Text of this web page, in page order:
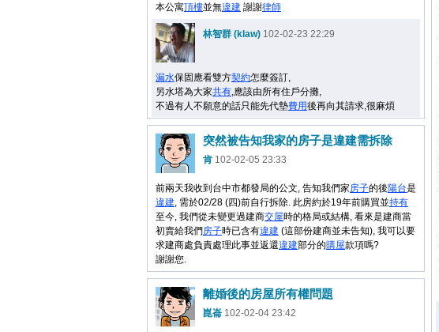
本公寓頂樓並無違建 謝謝律師
林智群 (klaw) 102-02-23 22:29
漏水保固應看雙方契約怎麼簽訂,
另水塔為大家共有,應該由所有住戶分攤,
不過有人不願意的話只能先代墊費用後再向其請求,很麻煩
突然被告知我家的房子是違建需拆除
肯 102-02-05 23:33
前兩天我收到台中市都發局的公文, 告知我們家房子的後陽台是
違建, 需於02/28 (四)前自行拆除. 此房約於19年前購買並持有
至今, 我們從未變更過建商交屋時的格局或結構, 看來是建商當
初賣給我們房子時已含有違建 (這部份建商並未告知), 我可以要
求建商處負責處理此事並返還違建部分的購屋款項嗎?
謝謝您.
離婚後的房屋所有權問題
崑崙 102-02-04 23:42